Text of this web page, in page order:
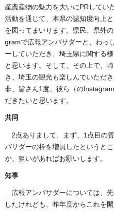
産農産物の魅力を大いにPRしてい
活動を通じて、本県の認知度向上
を図ってまいります。県民、県外
gramで広報アンバサダーと、わっ
ーしていただき、埼玉県に関する
と思います。そして、その上で、
き、埼玉の観光も楽しんでいただ
非、皆さん1度、彼ら（の
だきたいと思います。
共同
2点ありまして、まず、1点目の
バサダーの枠を増員したというと
か、狙いがあればお願いします。
知事
広報アンバサダーについては、
したけれども、昨年度からこれを